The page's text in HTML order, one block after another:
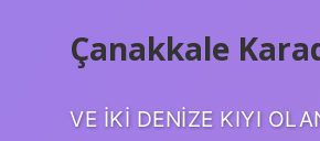
Çanakkale
VE İKİ DENİZE KIYI